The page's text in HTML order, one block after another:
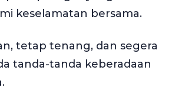
keselamatan bersama.
tetap tenang, dan segera
tanda-tanda keberadaan